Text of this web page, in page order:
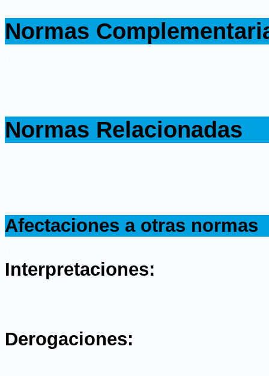
Normas
Normas Relacionadas
Afectaciones a otras normas
Interpretaciones:
Derogaciones: